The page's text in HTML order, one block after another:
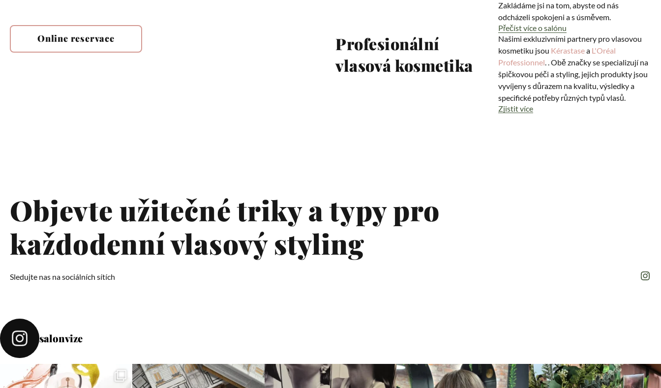
Online reservace
Zakládáme jsi na tom, abyste od nás
odcházeli spokojeni a s úsměvem.
Přečíst více o salónu
Profesionální
vlasová kosmetika
Našimi exkluzivními partnery pro vlasovou
kosmetiku jsou Kérastasea L'Oréal
Professionnel. . Obě značky se specializují na
špičkovou péči a styling, jejich produkty jsou
vyvíjeny s důrazem na kvalitu, výsledky a
specifické potřeby různých typů vlasů.
Zjistit více
Objevte užitečné triky a typy pro
každodenní vlasový styling
Sledujte nas na sociálních sítích
salonvize